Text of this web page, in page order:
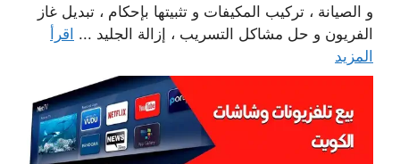
و الصيانة ، تركيب المكيفات و تثبيتها بإحكام ، تبديل غاز
الفريون و حل مشاكل التسريب ، إزالة الجليد ... اقرأ
المزيد